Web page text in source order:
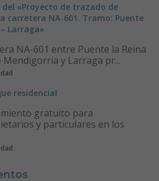
«Proyecto de trazado de
carretera NA-601. Tramo: Puente
Larraga»
NA-601 entre Puente la Reina
y Larraga pr...
residencial
gratuito para
y particulares en los